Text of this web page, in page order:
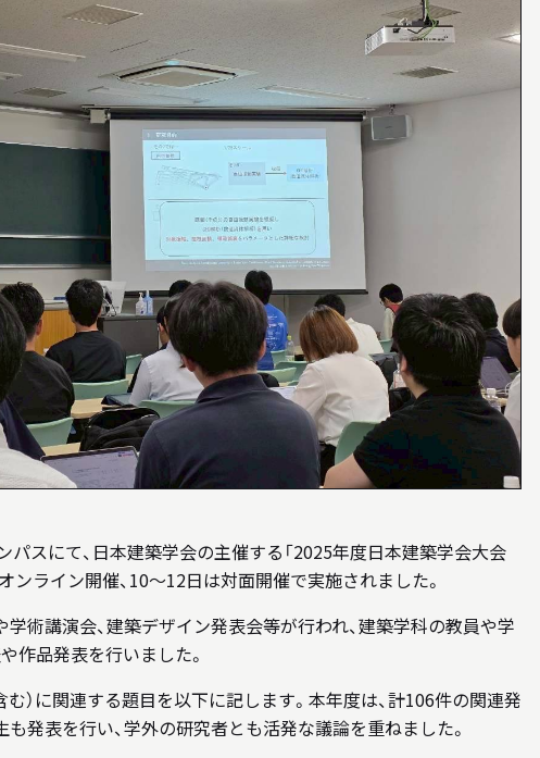
WEB MAGAZINE
WEBマガジン「SHUNKEN WEB」
BACK NUMBER「駿建（1996 - 2021）」
LINK
リンク
スにて、日本建築学会の主催する「2025年度日本建築学会大会
ンライン開催、10～12日は対面開催で実施されました。
術講演会、建築デザイン発表会等が行われ、建築学科の教員や学
作品発表を行いました。
）に関連する題目を以下に記します。本年度は、計106件の関連発
発表を行い、学外の研究者とも活発な議論を重ねました。